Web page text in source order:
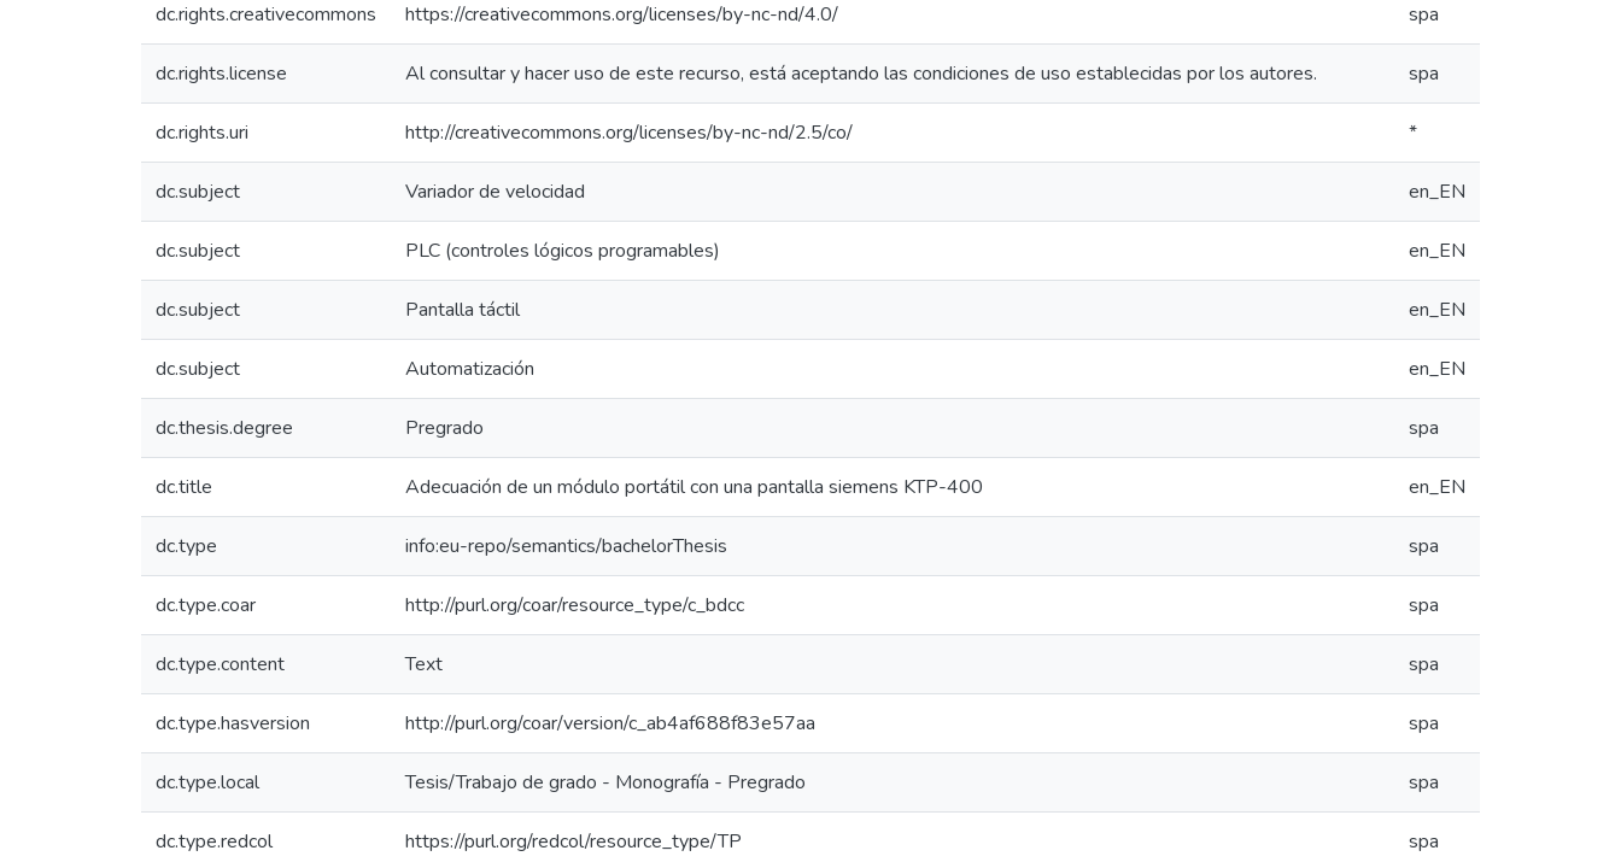
dc.rights.creativecommons https://creativecommons.org/licenses/by-nc-nd/4.0/ spa
dc.rights.license Al consultar y hacer uso de este recurso, está aceptando las condiciones de uso establecidas por los autores. spa
dc.rights.uri http://creativecommons.org/licenses/by-nc-nd/2.5/co/ *
dc.subject Variador de velocidad en_EN
dc.subject PLC (controles lógicos programables) en_EN
dc.subject Pantalla táctil en_EN
dc.subject Automatización en_EN
dc.thesis.degree Pregrado spa
dc.title Adecuación de un módulo portátil con una pantalla siemens KTP-400 en_EN
dc.type info:eu-repo/semantics/bachelorThesis spa
dc.type.coar http://purl.org/coar/resource_type/c_bdcc spa
dc.type.content Text spa
dc.type.hasversion http://purl.org/coar/version/c_ab4af688f83e57aa spa
dc.type.local Tesis/Trabajo de grado - Monografía - Pregrado spa
dc.type.redcol https://purl.org/redcol/resource_type/TP spa